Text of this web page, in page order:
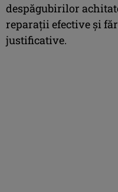
despăgubirilor
reparaţii efective şi
justificative.